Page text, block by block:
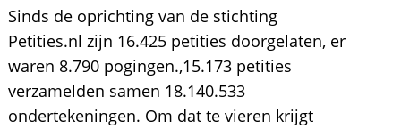
Sinds de oprichting van de stichting
Petities.nl zijn 16.425 petities doorgelaten, er
waren 8.790 pogingen.,15.173 petities
verzamelden samen 18.140.533
ondertekeningen. Om dat te vieren krijgt